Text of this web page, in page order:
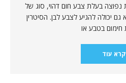
נפוצה בעלת צבע חום דהוי, סוג של
גם יכולה להגיע לצבע לבן. הסיטרין
חימום בטבע או
קרא עוד